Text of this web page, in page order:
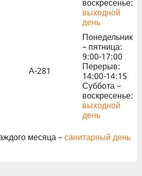
воскресенье:
выходной
день
А-281
Понедельник
– пятница:
9:00-17:00
Перерыв:
14:00-14:15
Суббота –
воскресенье:
выходной
день
месяца –санитарный день